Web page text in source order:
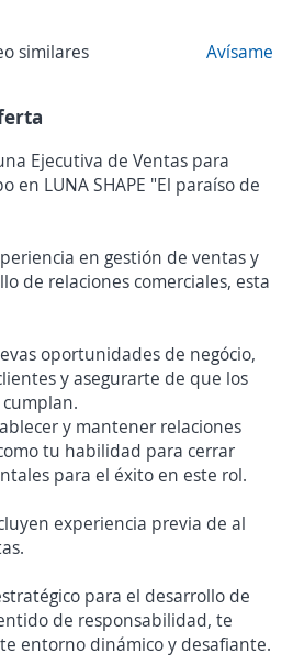
similares Avísame
Ejecutiva de Ventas para
en LUNA SHAPE "El paraíso de
en gestión de ventas y
de relaciones comerciales, esta
oportunidades de negócio,
y asegurarte de que los
y mantener relaciones
tu habilidad para cerrar
para el éxito en este rol.
experiencia previa de al
para el desarrollo de
de responsabilidad, te
entorno dinámico y desafiante.